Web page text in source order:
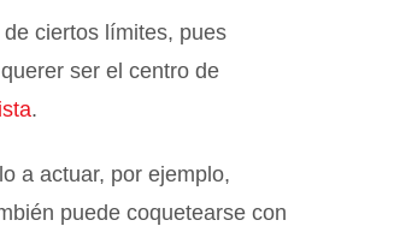
ciertos límites, pues
ser el centro de
.
a actuar, por ejemplo,
puede coquetearse con